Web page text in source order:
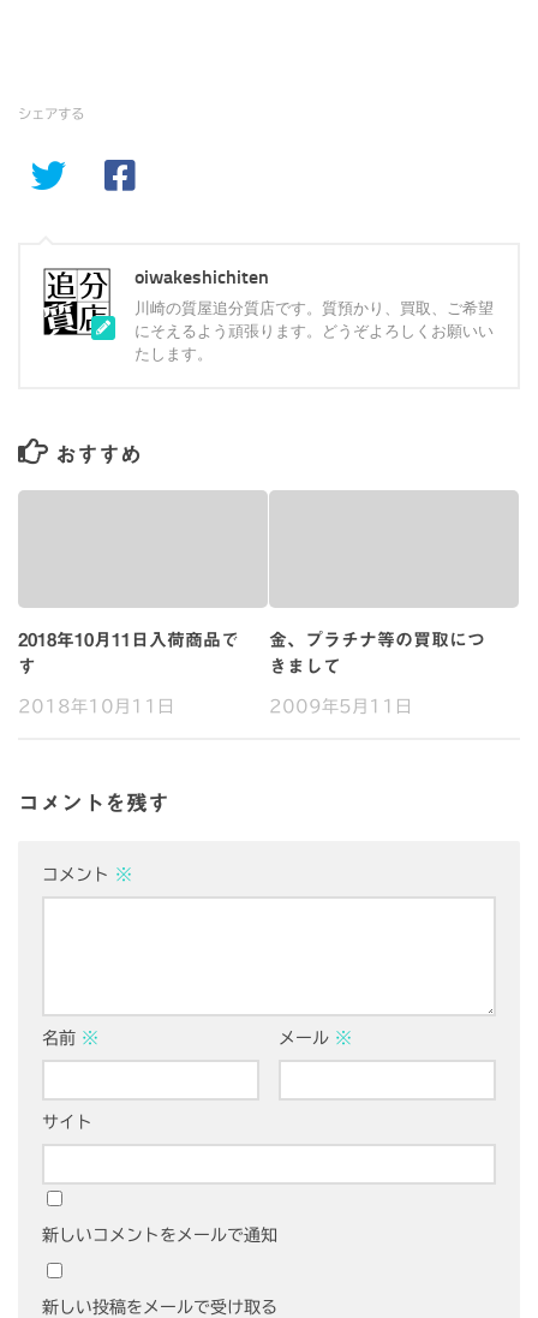
シェアする
oiwakeshichiten
川崎の質屋追分質店です。質預かり、買取、ご希望
にそえるよう頑張ります。どうぞよろしくお願いい
たします。
おすすめ
2018年10月11日入荷商品で
す
2018年10月11日
金、プラチナ等の買取につ
きまして
2009年5月11日
コメントを残す
コメント ※
名前 ※ メール ※
サイト
新しいコメントをメールで通知
新しい投稿をメールで受け取る